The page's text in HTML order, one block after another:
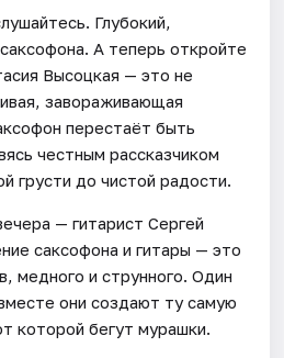
Глубокий,
А теперь откройте
Высоцкая — это не
завораживающая
перестаёт быть
честным рассказчиком
грусти до чистой радости.
— гитарист Сергей
саксофона и гитары — это
медного и струнного. Один
они создают ту самую
которой бегут мурашки.